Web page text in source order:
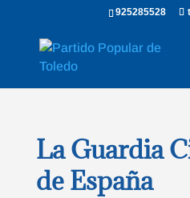
925285528
La Guardia
de España